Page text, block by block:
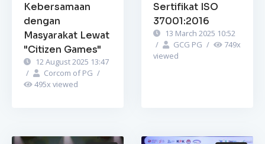
Kebersamaan
dengan
Masyarakat Lewat
"Citizen Games"
12 August 2025 13:47
/
Corcom of PG /
495x viewed
Sertifikat ISO
37001:2016
13 March 2025 10:52
/
GCG PG / 749x
viewed